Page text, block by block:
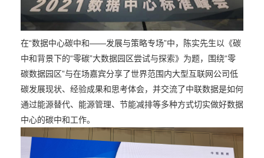
在“数据中心碳中和——发展与策略专场”中，陈实先生以《碳
中和背景下的“零碳”大数据园区尝试与探索》为题，围绕“零
碳数据园区”与在场嘉宾分享了世界范围内大型互联网公司低
碳发展现状、经验成果和思考体会，并交流了中联数据是如何
通过能源替代、能源管理、节能减排等多种方式切实做好数据
中心的碳中和工作。